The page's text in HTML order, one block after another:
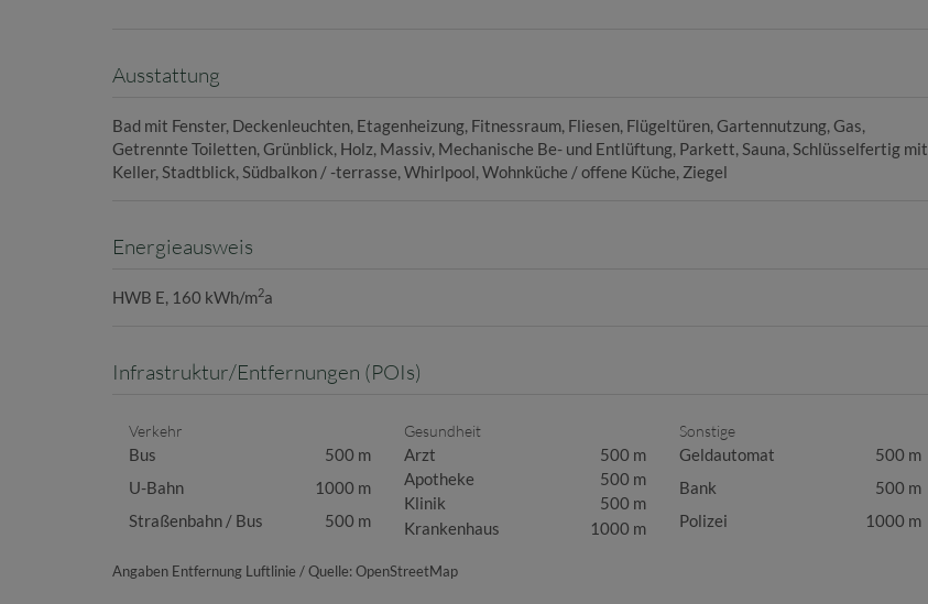
Ausstattung
Bad mit Fenster Deckenleuchten Etagenheizung Fitnessraum Fliesen Flügeltüren Gartennutzung Gas
Getrennte Toiletten Grünblick Holz Massiv Mechanische Be- und Entlüftung Parkett Sauna Schlüsselfertig mit
Keller Stadtblick Südbalkon / -terrasse Whirlpool Wohnküche / offene Küche Ziegel
Energieausweis
HWB E, 160 kWh/m2a
Infrastruktur/Entfernungen (POIs)
Verkehr
Bus
500 m
U-Bahn
1000 m
Straßenbahn / Bus
500 m
Gesundheit
Arzt
500 m
Apotheke
500 m
Klinik
500 m
Krankenhaus
1000 m
Sonstige
Geldautomat
500 m
Bank
500 m
Polizei
1000 m
Angaben Entfernung Luftlinie / Quelle: OpenStreetMap